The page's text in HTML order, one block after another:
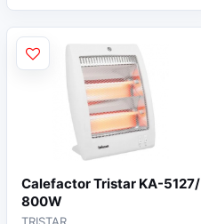
Calefactor Tristar KA-5127/
800W